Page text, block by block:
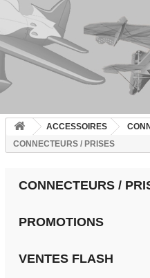
ACCESSOIRES
CONNECTEURS / PRISES
CONNECTEURS /
PROMOTIONS
VENTES FLASH